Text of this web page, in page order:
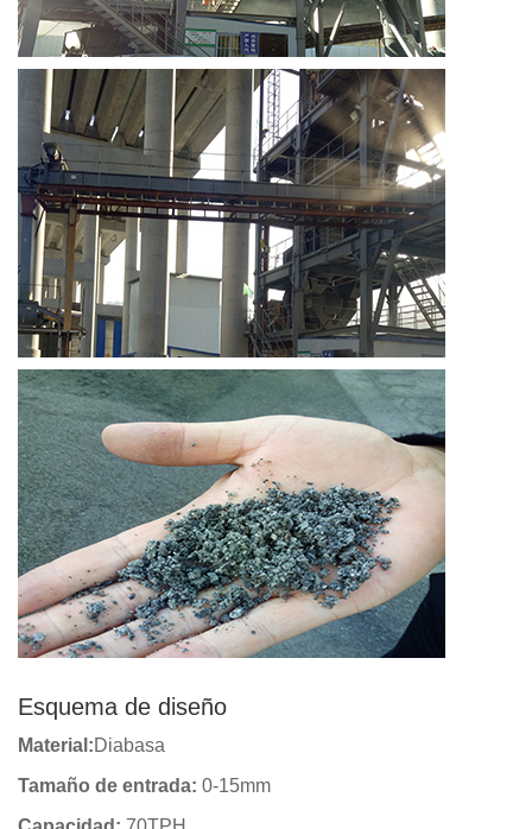
Esquema de diseño
Material:Diabasa
Tamaño de entrada: 0-15mm